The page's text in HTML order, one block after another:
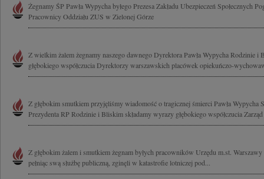
Żegnamy ŚP Pawła Wypycha byłego Prezesa Zakładu Ubezpieczeń Społecznych
Pracownicy Oddziału ZUS w Zielonej Górze
Z wielkim żalem żegnamy naszego dawnego Dyrektora Pawła Wypycha Rodzinie i
głębokiego współczucia Dyrektorzy warszawskich placówek opiekuńczo-
Z głębokim smutkiem przyjęliśmy wiadomość o tragicznej śmierci Pawła Wypycha
Prezydenta RP Rodzinie i Bliskim składamy wyrazy głębokiego współczucia
Z głębokim żalem i smutkiem żegnam byłych pracowników Urzędu m.st.
pełniąc swą służbę publiczną, zginęli w katastrofie lotniczej pod...